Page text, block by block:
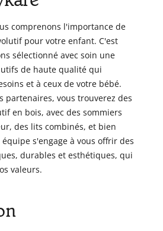
comprenons l'importance de
pour votre enfant. C'est
sélectionné avec soin une
de haute qualité qui
et à ceux de votre bébé.
partenaires, vous trouverez des
en bois, avec des sommiers
des lits combinés, et bien
s'engage à vous offrir des
durables et esthétiques, qui
valeurs.